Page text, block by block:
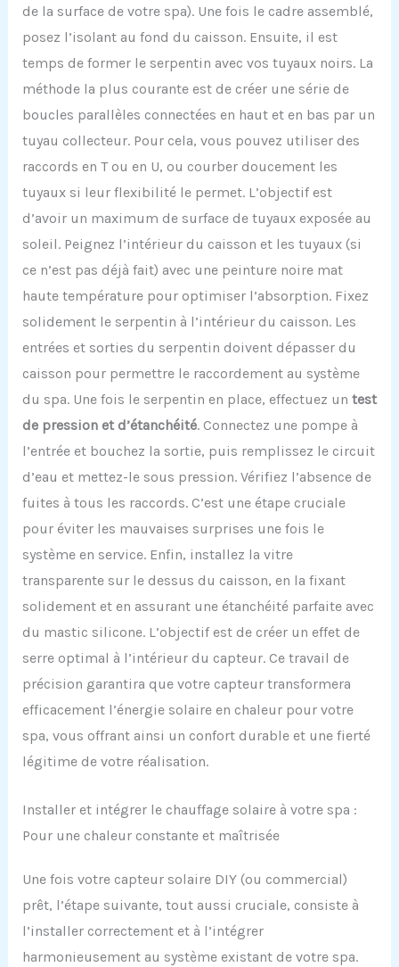
de la surface de votre spa). Une fois le cadre assemblé,
posez l’isolant au fond du caisson. Ensuite, il est
temps de former le serpentin avec vos tuyaux noirs. La
méthode la plus courante est de créer une série de
boucles parallèles connectées en haut et en bas par un
tuyau collecteur. Pour cela, vous pouvez utiliser des
raccords en T ou en U, ou courber doucement les
tuyaux si leur flexibilité le permet. L’objectif est
d’avoir un maximum de surface de tuyaux exposée au
soleil. Peignez l’intérieur du caisson et les tuyaux (si
ce n’est pas déjà fait) avec une peinture noire mat
haute température pour optimiser l’absorption. Fixez
solidement le serpentin à l’intérieur du caisson. Les
entrées et sorties du serpentin doivent dépasser du
caisson pour permettre le raccordement au système
du spa. Une fois le serpentin en place, effectuez un test
de pression et d’étanchéité. Connectez une pompe à
l’entrée et bouchez la sortie, puis remplissez le circuit
d’eau et mettez-le sous pression. Vérifiez l’absence de
fuites à tous les raccords. C’est une étape cruciale
pour éviter les mauvaises surprises une fois le
système en service. Enfin, installez la vitre
transparente sur le dessus du caisson, en la fixant
solidement et en assurant une étanchéité parfaite avec
du mastic silicone. L’objectif est de créer un effet de
serre optimal à l’intérieur du capteur. Ce travail de
précision garantira que votre capteur transformera
efficacement l’énergie solaire en chaleur pour votre
spa, vous offrant ainsi un confort durable et une fierté
légitime de votre réalisation.
Installer et intégrer le chauffage solaire à votre spa :
Pour une chaleur constante et maîtrisée
Une fois votre capteur solaire DIY (ou commercial)
prêt, l’étape suivante, tout aussi cruciale, consiste à
l’installer correctement et à l’intégrer
harmonieusement au système existant de votre spa.